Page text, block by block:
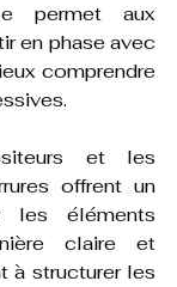
permet aux
en phase avec
comprendre
et les
offrent un
les éléments
claire et
à structurer les